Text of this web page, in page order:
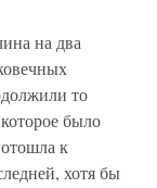
на два
то
было
к
хотя бы